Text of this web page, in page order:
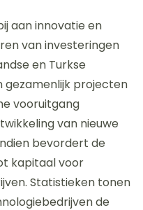
aan innovatie en
van investeringen
en Turkse
gezamenlijk projecten
vooruitgang
van nieuwe
bevordert de
kapitaal voor
Statistieken tonen
de